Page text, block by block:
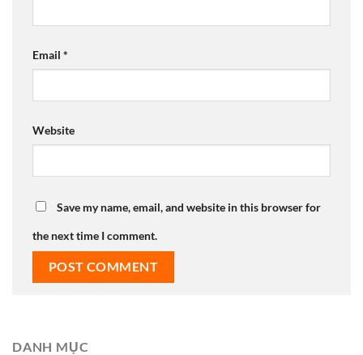
Email *
Website
Save my name, email, and website in this browser for
the next time I comment.
DANH MỤC